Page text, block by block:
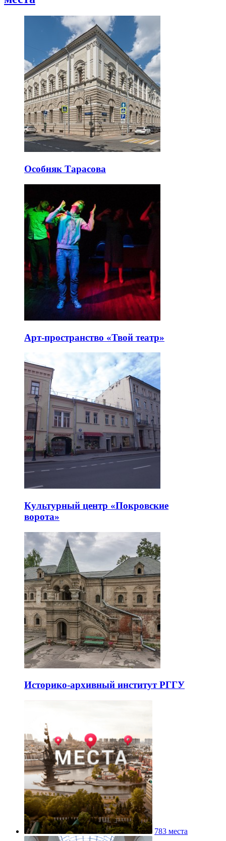
Особняк Тарасова
Арт-пространство «Твой театр»
Культурный центр «Покровские
ворота»
Историко-архивный институт РГГУ
783 места